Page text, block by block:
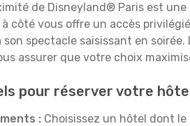
de Disneyland® Paris est
côté vous offre un accès
son spectacle saisissant en
assurer que votre choix
pour réserver votre
: Choisissez un hôtel dont